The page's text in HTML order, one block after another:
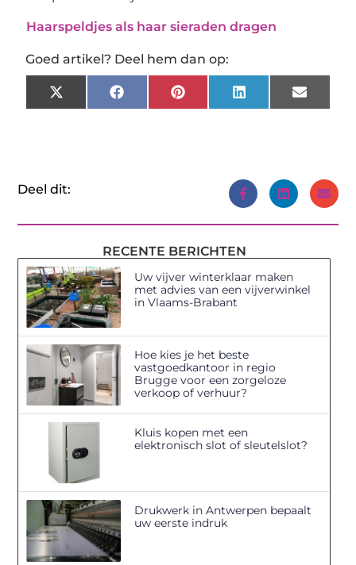
Haarspeldjes als haar sieraden dragen
Goed artikel? Deel hem dan op:
X
(Twitter)
FacebookPinterestLinkedInEmail
Deel dit:
RECENTE BERICHTEN
Uw vijver winterklaar maken
met advies van een vijverwinkel
in Vlaams-Brabant
Hoe kies je het beste
vastgoedkantoor in regio
Brugge voor een zorgeloze
verkoop of verhuur?
Kluis kopen met een
elektronisch slot of sleutelslot?
Drukwerk in Antwerpen bepaalt
uw eerste indruk